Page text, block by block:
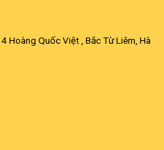
Hoàng Quốc Việt , Bắc Từ Liêm, Hà